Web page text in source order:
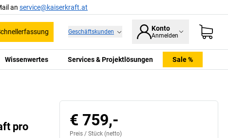
an service@kaiserkraft.at
Geschäftskunden Konto
Anmelden
Wissenwertes Services & Projektlösungen Sale %
pro € 759,-
Preis / Stück (netto)